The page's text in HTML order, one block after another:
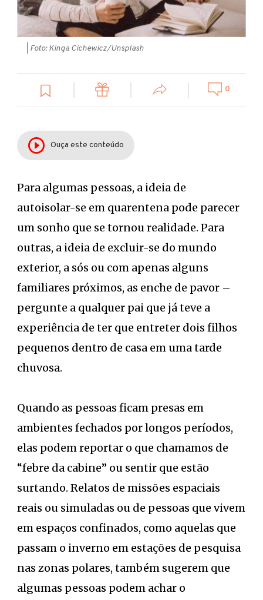
| Foto: Kinga Cichewicz/Unsplash
0
Ouça este conteúdo
Para algumas pessoas, a ideia de
autoisolar-se em quarentena pode parecer
um sonho que se tornou realidade. Para
outras, a ideia de excluir-se do mundo
exterior, a sós ou com apenas alguns
familiares próximos, as enche de pavor –
pergunte a qualquer pai que já teve a
experiência de ter que entreter dois filhos
pequenos dentro de casa em uma tarde
chuvosa.
Quando as pessoas ficam presas em
ambientes fechados por longos períodos,
elas podem reportar o que chamamos de
“febre da cabine” ou sentir que estão
surtando. Relatos de missões espaciais
reais ou simuladas ou de pessoas que vivem
em espaços confinados, como aquelas que
passam o inverno em estações de pesquisa
nas zonas polares, também sugerem que
algumas pessoas podem achar o